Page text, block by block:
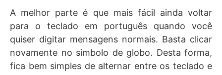
A melhor parte é que mais fácil ainda voltar
para o teclado em português quando você
quiser digitar mensagens normais. Basta clicar
novamente no simbolo de globo. Desta forma,
fica bem simples de alternar entre os teclado e